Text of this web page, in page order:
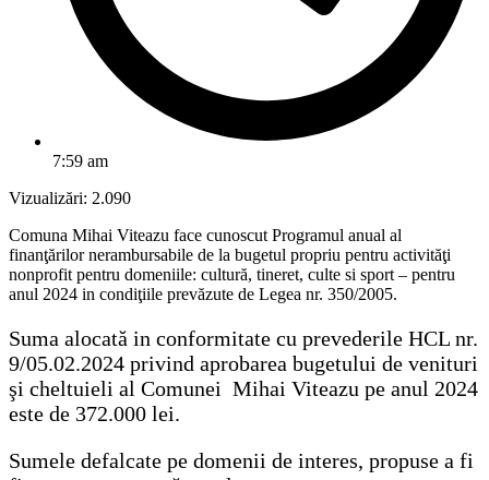
7:59 am
Vizualizări: 2.090
Comuna Mihai Viteazu face cunoscut Programul anual al
finanţărilor nerambursabile de la bugetul propriu pentru activităţi
nonprofit pentru domeniile: cultură, tineret, culte si sport – pentru
anul 2024 in condiţiile prevăzute de Legea nr. 350/2005.
Suma alocată in conformitate cu prevederile HCL nr.
9/05.02.2024 privind aprobarea bugetului de venituri
şi cheltuieli al Comunei Mihai Viteazu pe anul 2024
este de 372.000 lei.
Sumele defalcate pe domenii de interes, propuse a fi